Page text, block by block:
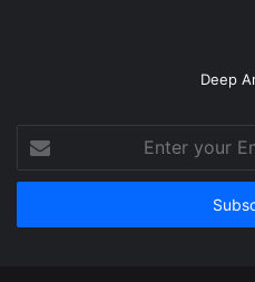
Deep
your
Email